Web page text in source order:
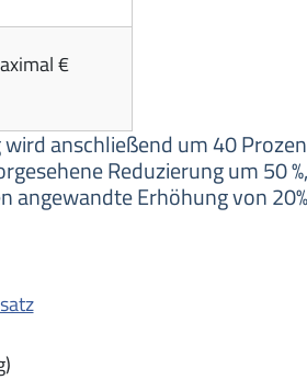
€
anschließend um 40
Reduzierung um 50
Erhöhung von